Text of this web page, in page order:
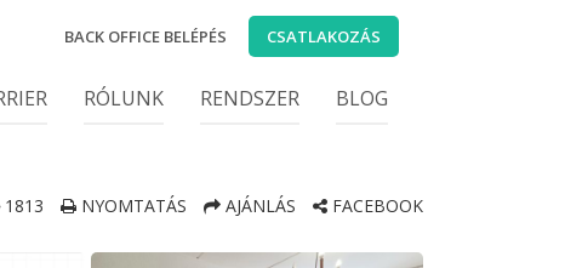
BACK OFFICE BELÉPÉS CSATLAKOZÁS
RÓLUNK RENDSZER BLOG
1813 NYOMTATÁS AJÁNLÁS FACEBOOK